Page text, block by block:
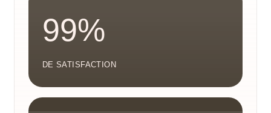
99%
DE SATISFACTION